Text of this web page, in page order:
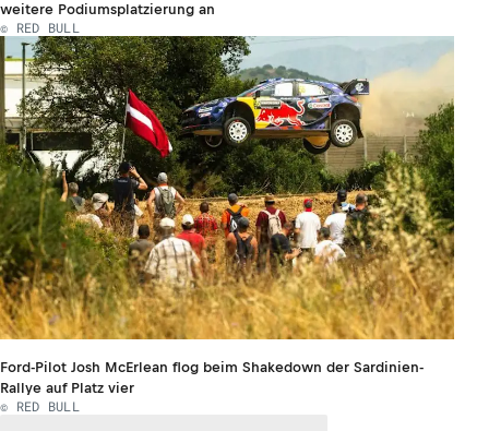
weitere Podiumsplatzierung an
© RED BULL
Ford-Pilot Josh McErlean flog beim Shakedown der Sardinien-
Rallye auf Platz vier
© RED BULL